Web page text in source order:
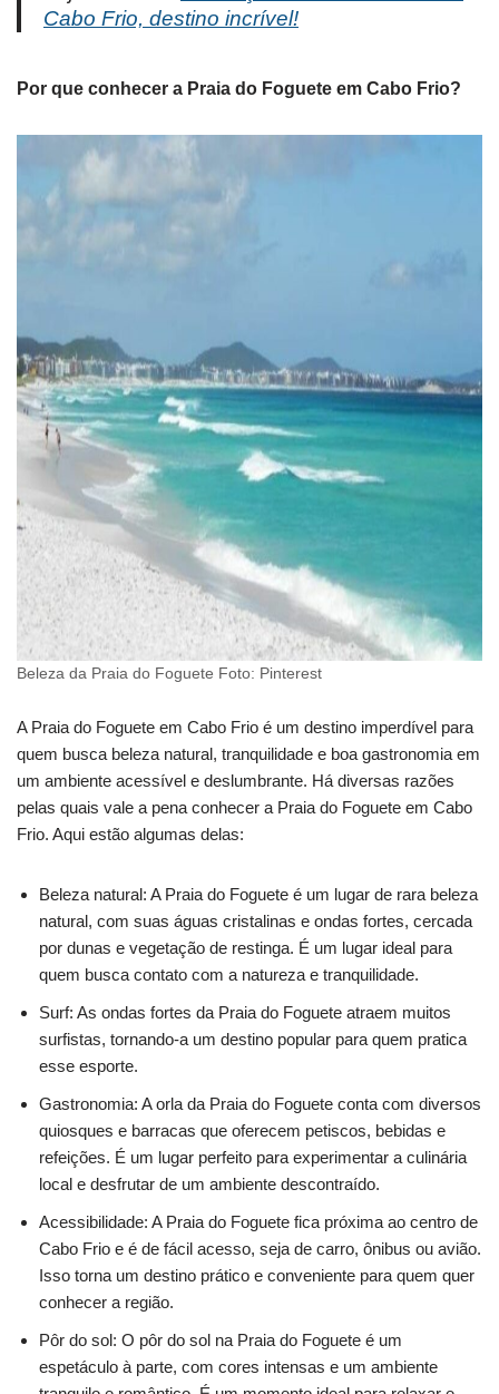
Cabo Frio, destino incrível!
Por que conhecer a Praia do Foguete em Cabo Frio?
Beleza da Praia do Foguete Foto: Pinterest
A Praia do Foguete em Cabo Frio é um destino imperdível para
quem busca beleza natural, tranquilidade e boa gastronomia em
um ambiente acessível e deslumbrante. Há diversas razões
pelas quais vale a pena conhecer a Praia do Foguete em Cabo
Frio. Aqui estão algumas delas:
Beleza natural: A Praia do Foguete é um lugar de rara beleza
natural, com suas águas cristalinas e ondas fortes, cercada
por dunas e vegetação de restinga. É um lugar ideal para
quem busca contato com a natureza e tranquilidade.
Surf: As ondas fortes da Praia do Foguete atraem muitos
surfistas, tornando-a um destino popular para quem pratica
esse esporte.
Gastronomia: A orla da Praia do Foguete conta com diversos
quiosques e barracas que oferecem petiscos, bebidas e
refeições. É um lugar perfeito para experimentar a culinária
local e desfrutar de um ambiente descontraído.
Acessibilidade: A Praia do Foguete fica próxima ao centro de
Cabo Frio e é de fácil acesso, seja de carro, ônibus ou avião.
Isso torna um destino prático e conveniente para quem quer
conhecer a região.
Pôr do sol: O pôr do sol na Praia do Foguete é um
espetáculo à parte, com cores intensas e um ambiente